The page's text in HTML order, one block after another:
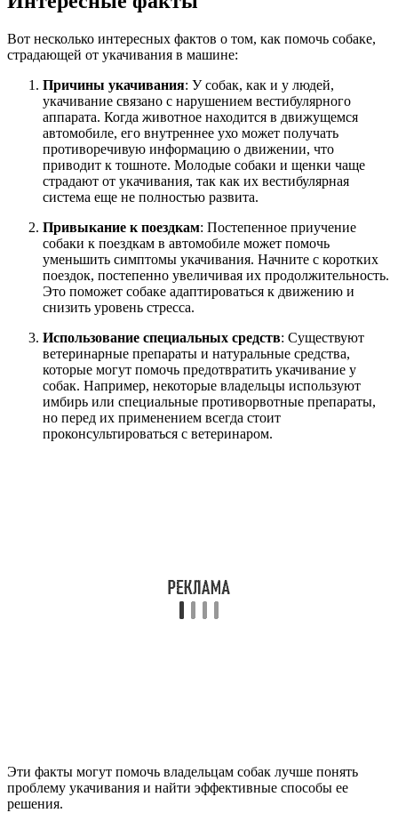
Вот несколько интересных фактов о том, как помочь собаке,
страдающей от укачивания в машине:
Причины укачивания: У собак, как и у людей,
укачивание связано с нарушением вестибулярного
аппарата. Когда животное находится в движущемся
автомобиле, его внутреннее ухо может получать
противоречивую информацию о движении, что
приводит к тошноте. Молодые собаки и щенки чаще
страдают от укачивания, так как их вестибулярная
система еще не полностью развита.
Привыкание к поездкам: Постепенное приучение
собаки к поездкам в автомобиле может помочь
уменьшить симптомы укачивания. Начните с коротких
поездок, постепенно увеличивая их продолжительность.
Это поможет собаке адаптироваться к движению и
снизить уровень стресса.
Использование специальных средств: Существуют
ветеринарные препараты и натуральные средства,
которые могут помочь предотвратить укачивание у
собак. Например, некоторые владельцы используют
имбирь или специальные противорвотные препараты,
но перед их применением всегда стоит
проконсультироваться с ветеринаром.
Эти факты могут помочь владельцам собак лучше понять
проблему укачивания и найти эффективные способы ее
решения.